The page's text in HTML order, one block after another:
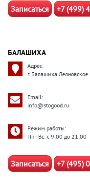
Записаться +7 (499)
БАЛАШИХА
Адрес:
г. Балашиха Леоновское
Email:
info@stogood.ru
Режим работы:
Пн–Вс: с 9:00 до 21:00
Записаться +7 (495)